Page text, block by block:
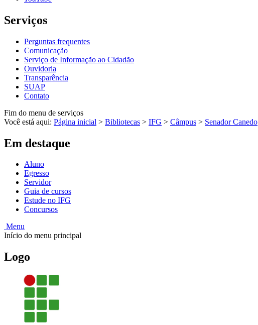
Serviços
Perguntas frequentes
Comunicação
Serviço de Informação ao Cidadão
Ouvidoria
Transparência
SUAP
Contato
Fim do menu de serviços
Você está aqui: Página inicial > Bibliotecas > IFG > Câmpus > Senador Canedo
Em destaque
Aluno
Egresso
Servidor
Guia de cursos
Estude no IFG
Concursos
Menu
Início do menu principal
Logo